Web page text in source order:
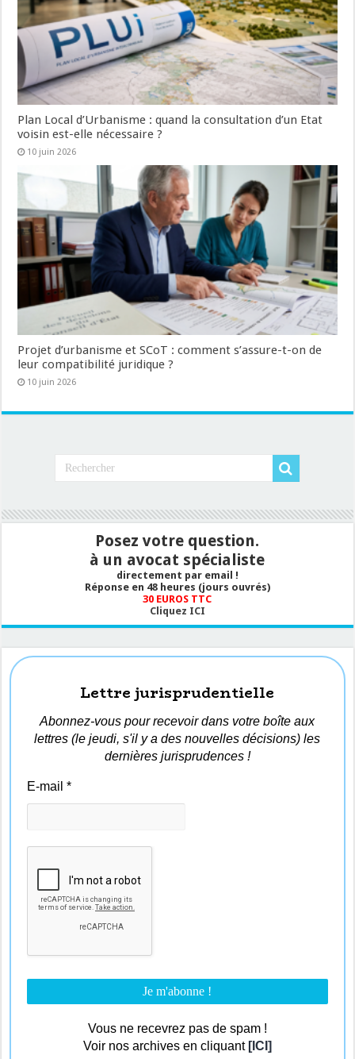
Plan Local d’Urbanisme : quand la consultation d’un Etat
voisin est-elle nécessaire ?
10 juin 2026
Projet d’urbanisme et SCoT : comment s’assure-t-on de
leur compatibilité juridique ?
10 juin 2026
Posez votre question.
à un avocat spécialiste
directement par email !
Réponse en 48 heures (jours ouvrés)
30 EUROS TTC
Cliquez ICI
Lettre jurisprudentielle
Abonnez-vous pour recevoir dans votre boîte aux
lettres (le jeudi, s'il y a des nouvelles décisions) les
dernières jurisprudences !
E-mail*
Vous ne recevrez pas de spam !
Voir nos archives en cliquant [ICI]